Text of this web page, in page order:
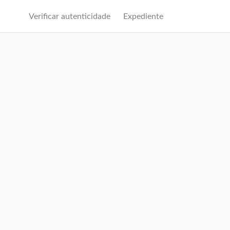
Verificar autenticidade Expediente